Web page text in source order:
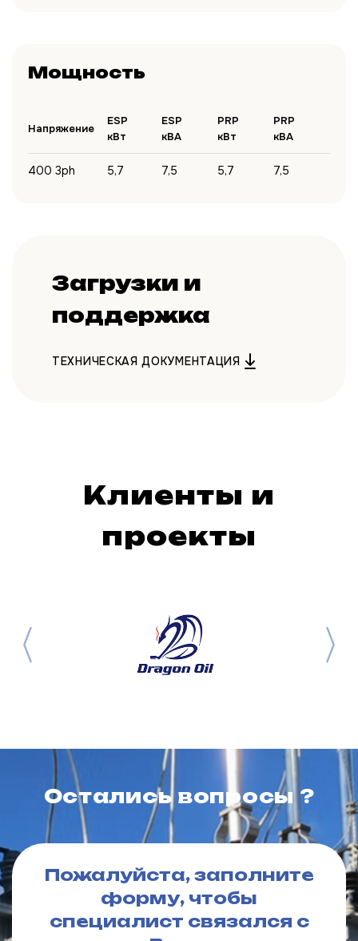
Мощность
Напряжение
ESP
кВт
ESP
кВА
PRP
кВт
PRP
кВА
400 3ph 5,7 7,5 5,7 7,5
Загрузки и
поддержка
ТЕХНИЧЕСКАЯ ДОКУМЕНТАЦИЯ
Клиенты и
проекты
Остались вопросы ?
Пожалуйста, заполните
форму, чтобы
специалист связался с